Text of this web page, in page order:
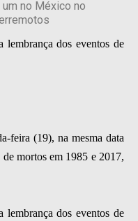
no México no
lembrança dos eventos de
feira (19), na mesma data
mortos em 1985 e 2017,
lembrança dos eventos de